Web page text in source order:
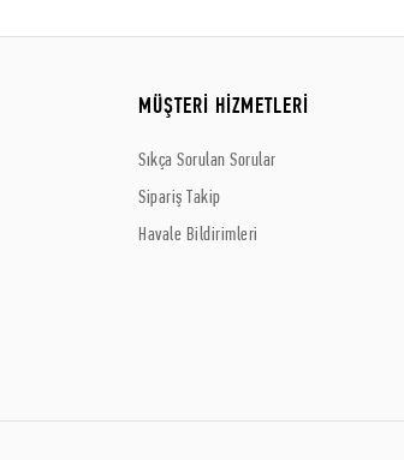
MÜŞTERİ HİZMETLERİ
Sıkça Sorulan Sorular
Sipariş Takip
Havale Bildirimleri